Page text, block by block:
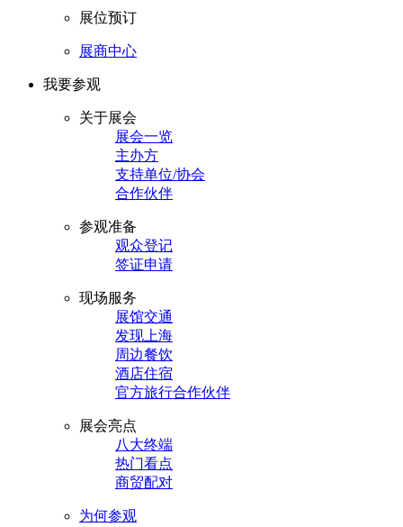
展位预订
展商中心
我要参观
关于展会
展会一览
主办方
支持单位/协会
合作伙伴
参观准备
观众登记
签证申请
现场服务
展馆交通
发现上海
周边餐饮
酒店住宿
官方旅行合作伙伴
展会亮点
八大终端
热门看点
商贸配对
为何参观